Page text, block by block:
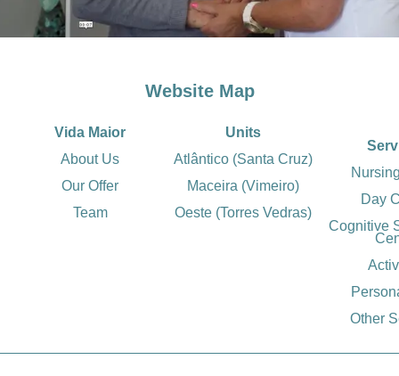
Website Map
Vida Maior
About Us
Our Offer
Team
Units
Atlântico (Santa Cruz)
Maceira (Vimeiro)
Oeste (Torres Vedras)
Day
Cognitive
Other